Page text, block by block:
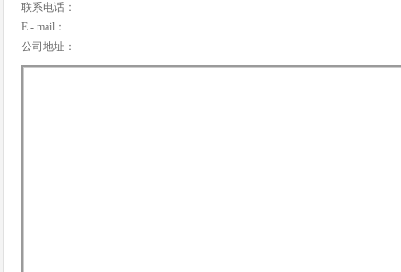
联系电话：
E - mail：
公司地址：